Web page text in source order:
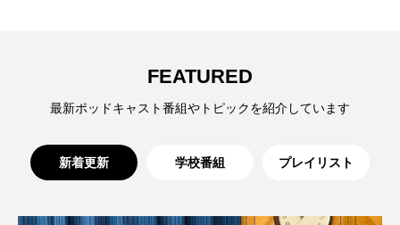
12月号
1975年のケルン・コンサート 1学期 1年生
2024年度 2025年 2025年度 2026
FEATURED
最新ポッドキャスト番組やトピックを紹介しています
新着更新 学校番組 プレイリスト